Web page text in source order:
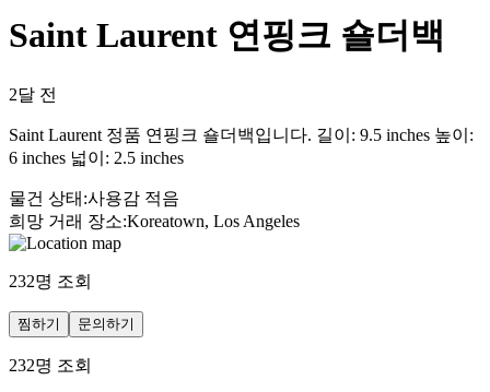
Saint Laurent 연핑크 숄더백
2달 전
Saint Laurent 정품 연핑크 숄더백입니다. 길이: 9.5 inches 높이:
6 inches 넓이: 2.5 inches
물건 상태 :사용감 적음
희망 거래 장소:Koreatown, Los Angeles
232명 조회
찜하기 문의하기
232명 조회